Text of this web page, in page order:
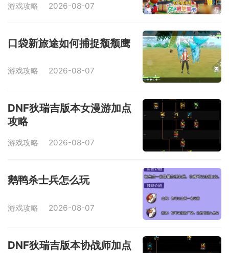
游戏攻略 2026-08-07
口袋新旅途如何捕捉颓颓鹰
游戏攻略 2026-08-07
DNF狄瑞吉版本女漫游加点
攻略
游戏攻略 2026-08-07
鹅鸭杀士兵怎么玩
游戏攻略 2026-08-07
DNF狄瑞吉版本协战师加点